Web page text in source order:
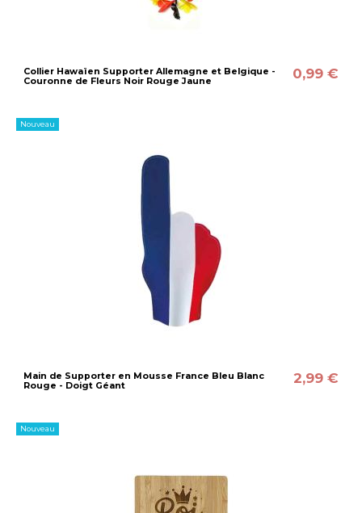
Collier Hawaïen Supporter Allemagne et Belgique -
Couronne de Fleurs Noir Rouge Jaune
0,99 €
Nouveau
Main de Supporter en Mousse France Bleu Blanc
Rouge - Doigt Géant
2,99 €
Nouveau